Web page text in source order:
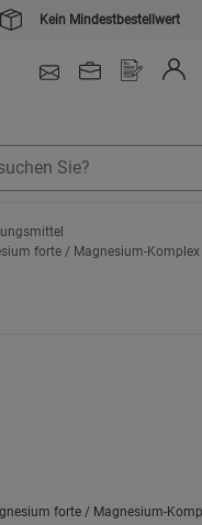
Kein Mindestbestellwert
Online-Shop
forte / Magnesium-